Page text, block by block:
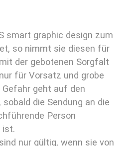
smart graphic design zum
so nimmt sie diesen für
der gebotenen Sorgfalt
für Vorsatz und grobe
geht auf den
die Sendung an die
Person
ist.
nur gültig, wenn sie von